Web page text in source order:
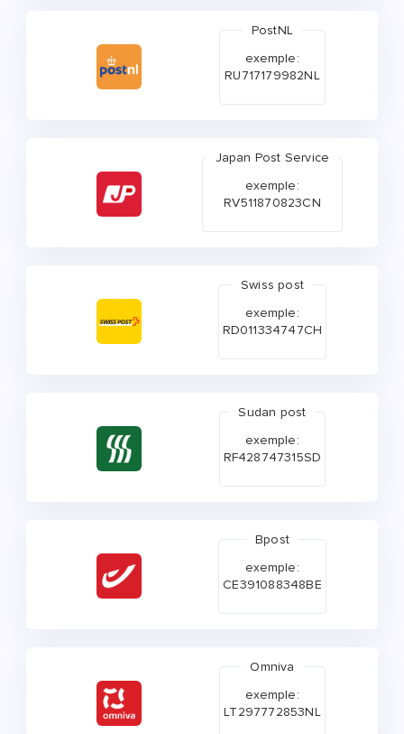
PostNL
exemple:
RU717179982NL
Japan Post Service
exemple:
RV511870823CN
Swiss post
exemple:
RD011334747CH
Sudan post
exemple:
RF428747315SD
Bpost
exemple:
CE391088348BE
Omniva
exemple:
LT297772853NL